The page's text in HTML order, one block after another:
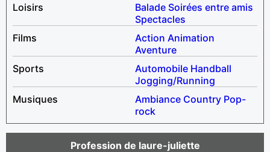
Loisirs
Balade Soirées entre amis
Spectacles
Films
Action Animation
Aventure
Sports
Automobile Handball
Jogging/Running
Musiques
Ambiance Country Pop-
rock
Profession de laure-juliette